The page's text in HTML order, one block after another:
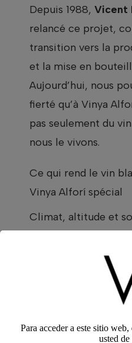
Depuis 1988, Vicent
relancé ce projet,
transition vers la
et la mise en
Aujourd’hui, nous
fierté qu’à Vinya
pas seulement du
nous le vivons.
Ce qui rend le vin
Vinya Alforí spécial
Climat, altitude et
Les
une vallée de
Méditerranée et
influence maritime.
Para acceder a este sitio
usted de